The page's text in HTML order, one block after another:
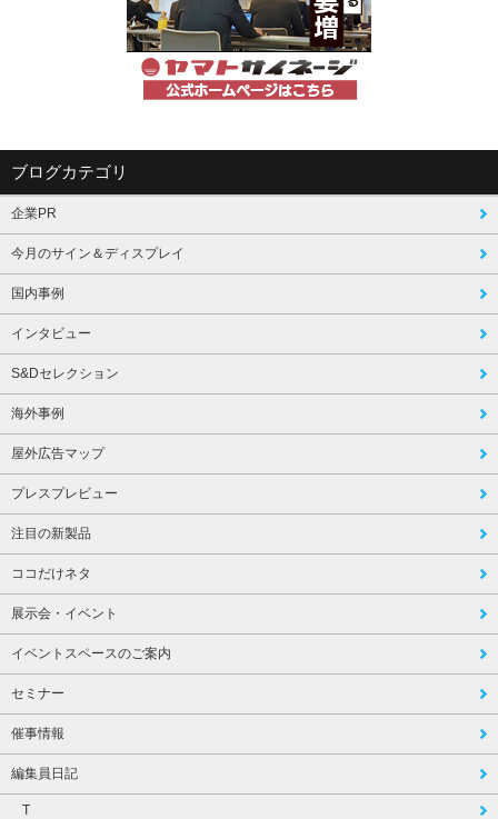
ブログカテゴリ
企業PR
今月のサイン＆ディスプレイ
国内事例
インタビュー
S&Dセレクション
海外事例
屋外広告マップ
プレスプレビュー
注目の新製品
ココだけネタ
展示会・イベント
イベントスペースのご案内
セミナー
催事情報
編集員日記
T